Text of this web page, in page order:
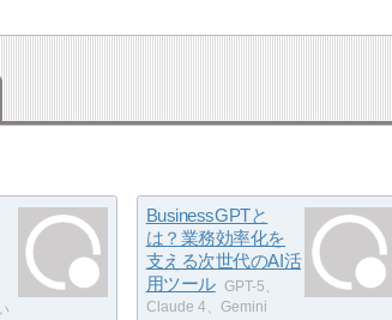
BusinessGPTと
は？業務効率化を
支える次世代のAI活
用ツール
GPT-5、
Claude 4、Gemini